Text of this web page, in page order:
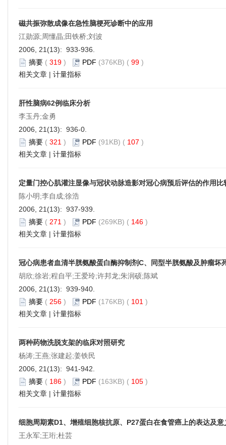
磁共振弥散成像在急性脑梗死诊断中的应用
江勋源;周懂晶;田铁桥;刘波
2006, 21(13): 933-936.
摘要 ( 319 ) PDF (376KB) ( 99 )
相关文章 | 计量指标
肝性脑病62例临床分析
李玉丹;金勇
2006, 21(13): 936-0.
摘要 ( 321 ) PDF (91KB) ( 107 )
相关文章 | 计量指标
定量门控心肌灌注显像与冠状动脉造影对冠心病预后评估的作用比
陈小明;李自成;徐浩
2006, 21(13): 937-939.
摘要 ( 271 ) PDF (269KB) ( 146 )
相关文章 | 计量指标
冠心病患者血清半胱氨酸蛋白酶抑制剂C、同型半胱氨酸及肿瘤坏
胡欣;徐岩;程自平;王爱玲;许邦龙;朱润硕;陈斌
2006, 21(13): 939-940.
摘要 ( 256 ) PDF (176KB) ( 101 )
相关文章 | 计量指标
两种药物洗脱支架的临床对照研究
杨涛;王燕;张建起;姜铁民
2006, 21(13): 941-942.
摘要 ( 186 ) PDF (163KB) ( 105 )
相关文章 | 计量指标
细胞周期素D1、增殖细胞核抗原、P27蛋白在食管癌上的表达及意
王永军;王珩;杜芸